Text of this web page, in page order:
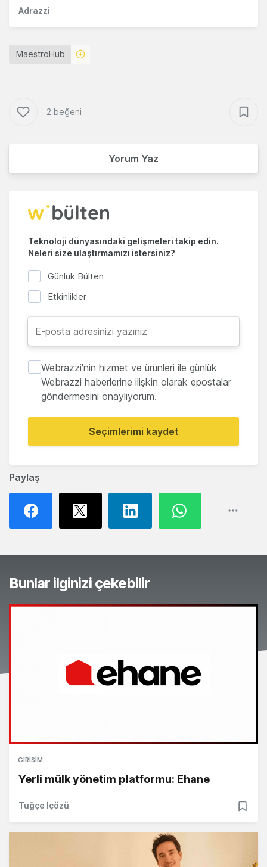
Paylaş
Adrazzi
MaestroHub
2 beğeni
Yorum Yaz
Teknoloji dünyasındaki gelişmeleri takip edin.
Neleri size ulaştırmamızı istersiniz?
Günlük Bülten
Etkinlikler
Webrazzi'nin hizmet ve ürünleri ile günlük
Webrazzi haberlerine ilişkin olarak epostalar
göndermesini onaylıyorum.
Seçimlerimi kaydet
Bunlar ilginizi çekebilir
GIRIŞIM
Yerli mülk yönetim platformu: Ehane
Tuğçe İçözü